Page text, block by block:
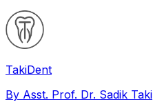
TakiDent
By Asst. Prof. Dr. Sadik Taki